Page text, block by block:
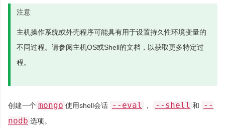
注意
主机操作系统或外壳程序可能具有用于设置持久性环境变量的
不同过程。请参阅主机OS或Shell的文档，以获取更多特定过
程。
创建一个 mongo 使用shell会话 --eval ， --shell 和
--
nodb 选项。